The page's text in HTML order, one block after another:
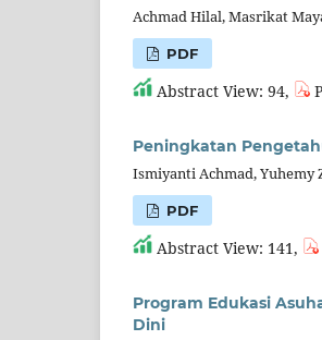
Achmad Hilal, Masrikat
PDF
Abstract View: 94,
Peningkatan
Ismiyanti Achmad,
PDF
Abstract View: 141,
Program Edukasi
Dini